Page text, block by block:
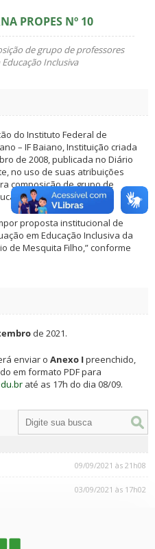
PROPES Nº 10
de grupo de professores
Inclusiva
do Instituto Federal de
– IF Baiano, Instituição criada
de 2008, publicada no Diário
no uso de suas atribuições
composição de grupo de
Inclusiva.
proposta institucional de
em Educação Inclusiva da
de Mesquita Filho,” conforme
de 2021.
enviar o Anexo Ipreenchido,
em formato PDF para
até as 17h do dia 08/09.
09/09/2021 às 21h08
03/09/2021 às 17h02